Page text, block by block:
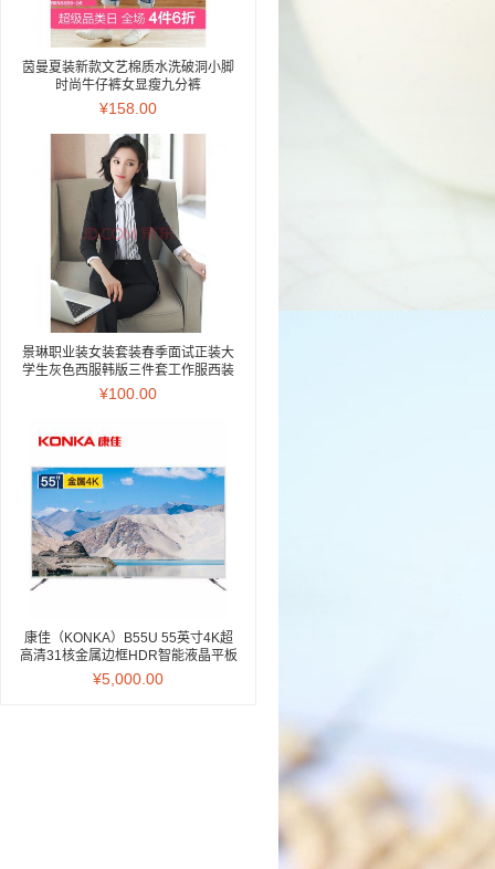
茵曼夏装新款文艺棉质水洗破洞小脚
时尚牛仔裤女显瘦九分裤
【18823VP34762】 牛仔蓝 27
¥158.00
景琳职业装女装套装春季面试正装大
学生灰色西服韩版三件套工作服西装
灰色西装 西裤 L
¥100.00
康佳（KONKA）B55U 55英寸4K超
高清31核金属边框HDR智能液晶平板
电视
¥5,000.00